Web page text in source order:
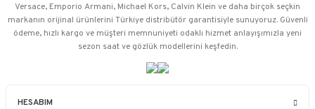
HESABIM
Versace, Emporio Armani, Michael Kors, Calvin Klein ve daha birçok seçkin
markanın orijinal ürünlerini Türkiye distribütör garantisiyle sunuyoruz. Güvenli
ödeme, hızlı kargo ve müşteri memnuniyeti odaklı hizmet anlayışımızla yeni
sezon saat ve gözlük modellerini keşfedin.